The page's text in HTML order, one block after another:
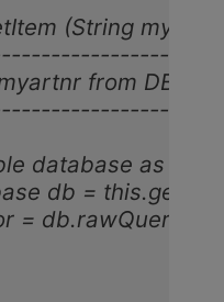
(String
myartnr from DB.
database as we
db =
=